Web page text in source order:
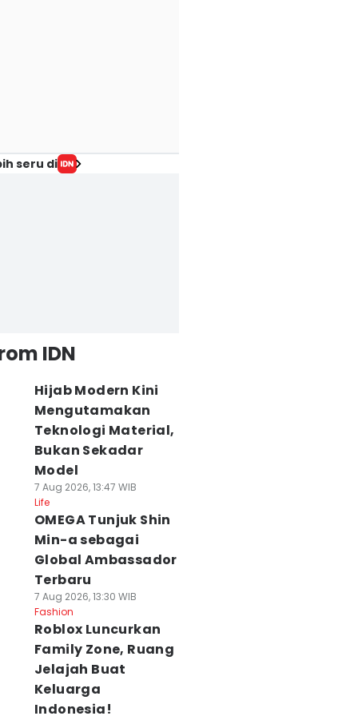
seru di
IDN
Hijab Modern Kini
Mengutamakan
Teknologi Material,
Bukan Sekadar
Model
7 Aug 2026, 13:47 WIB
Life
OMEGA Tunjuk Shin
Min-a sebagai
Global Ambassador
Terbaru
7 Aug 2026, 13:30 WIB
Fashion
Roblox Luncurkan
Family Zone, Ruang
Jelajah Buat
Keluarga
Indonesia!